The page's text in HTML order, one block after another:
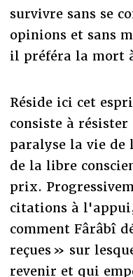
survivre sans se
opinions et sans
il préféra la mort
Réside ici cet
consiste à
paralyse la vie
de la libre
prix.
citations à
comment Fârâbî
reçues » sur
revenir et qui